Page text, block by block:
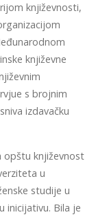
književnosti,
književne
s brojnim
izdavačku
opštu književnost
u
studije u
inicijativu. Bila je